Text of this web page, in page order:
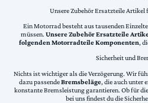
Unsere Zubehör Ersatzteile
Ein Motorrad besteht aus tausenden
müssen. Unsere Zubehör Ersatzteile
folgenden Motorradteile Komponenten,
Sicherheit und
Nichts ist wichtiger als die Verzögerung. Wir
dazu passendeBremsbeläge, die auch unter
konstante Bremsleistung garantieren. Ob für
bei uns findest du die